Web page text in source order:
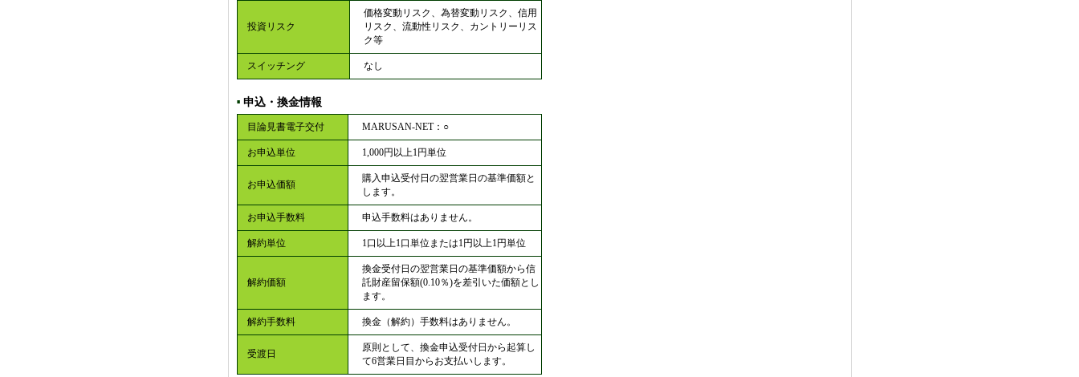
投資リスク
価格変動リスク、為替変動リスク、信用
リスク、流動性リスク、カントリーリス
ク等
スイッチング なし
■申込・換金情報
目論見書電子交付 MARUSAN-NET：○
お申込単位 1,000円以上1円単位
お申込価額
購入申込受付日の翌営業日の基準価額と
します。
お申込手数料 申込手数料はありません。
解約単位 1口以上1口単位または1円以上1円単位
解約価額
換金受付日の翌営業日の基準価額から信
託財産留保額(0.10％)を差引いた価額とし
ます。
解約手数料 換金（解約）手数料はありません。
受渡日
原則として、換金申込受付日から起算し
て6営業日目からお支払いします。